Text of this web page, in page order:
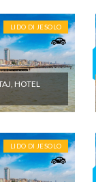
LIDO DI JESOLO
HOTEL
LIDO DI JESOLO